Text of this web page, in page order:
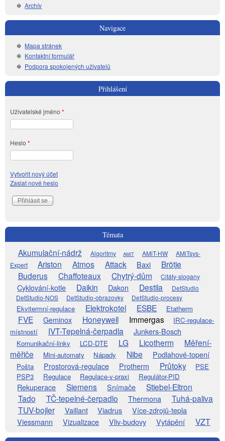
Archív
Navigace
Mapa stránek
Kontaktní formulář
Podpora spokojených uživatelů
Přihlášení
Uživatelské jméno *
Heslo *
Vytvořit nový účet
Zaslat nové heslo
Témata
Akumulační-nádrž Algoritmy AMiT AMiT-HW
AMiTsys-
Expert
Ariston Atmos Attack Baxi
Brötje
Buderus
Chaffoteaux Chytrý-dům Citáty-slogany
Cyklování-kotle Daikin Dakon Destila
DetStudio
DetStudio-NOS
DetStudio-obrazovky DetStudio-procesy
Ekvitermní-regulace Elektrokotel ESBE Etatherm
FVE Geminox Honeywell Immergas
IRC-regulace-
místností
IVT-Tepelná-čerpadla Junkers-Bosch
Komunikační-linky LCD-DTE LG Licotherm
Měření-
měřiče
Mini-automaty Nápady Nibe Podlahové-topení
Pošta Prostorová-regulace Protherm Průtoky
PSE
PSP3
Regulace Regulace-v-praxi Regulátor-PID
Rekuperace Siemens Snímače
Stiebel-Eltron
Tado
TČ-tepelné-čerpadlo Thermona
Tuhá-paliva
TUV-bojler
Vaillant Viadrus
Více-zdrojů-tepla
Viessmann
Vizualizace Vliv-budovy Vytápění VZT